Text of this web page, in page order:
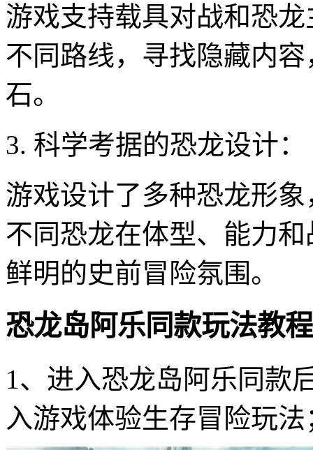
游戏支持载具对战和恐
不同路线，寻找隐藏内
石。
3. 科学考据的恐龙设计：
游戏设计了多种恐龙形
不同恐龙在体型、能力
鲜明的史前冒险氛围。
恐龙岛阿乐同款玩法教
1、进入恐龙岛阿乐同款
入游戏体验生存冒险玩法